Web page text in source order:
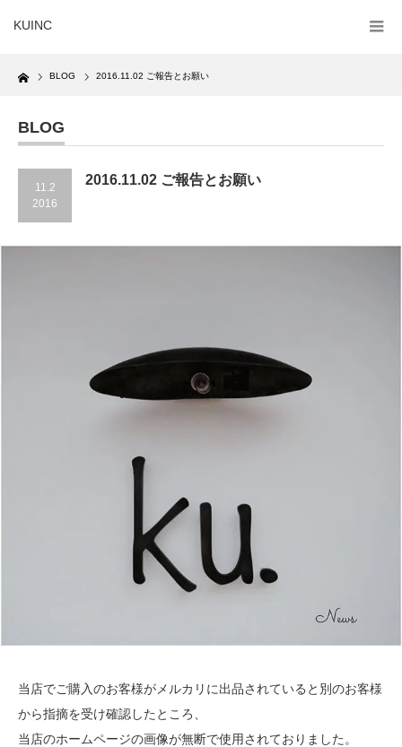
KUINC
Home BLOG 2016.11.02 ご報告とお願い
BLOG
11.2
2016
2016.11.02 ご報告とお願い
当店でご購入のお客様がメルカリに出品されていると別のお客様
から指摘を受け確認したところ、
当店のホームページの画像が無断で使用されておりました。